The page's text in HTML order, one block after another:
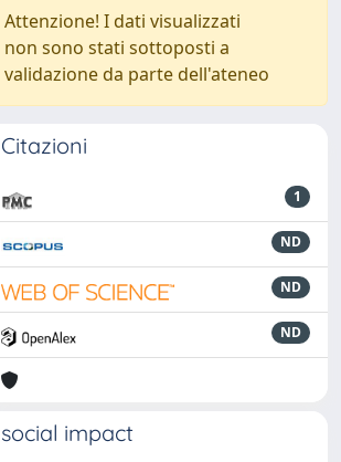
Attenzione! I dati visualizzati
non sono stati sottoposti a
validazione da parte dell'ateneo
Citazioni
1
ND
ND
ND
social impact